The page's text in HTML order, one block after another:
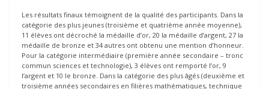
Les résultats finaux témoignent de la qualité des participants. Dans la
catégorie des plus jeunes (troisième et quatrième année moyenne),
11 élèves ont décroché la médaille d’or, 20 la médaille d’argent, 27 la
médaille de bronze et 34 autres ont obtenu une mention d’honneur.
Pour la catégorie intermédiaire (première année secondaire – tronc
commun sciences et technologie), 3 élèves ont remporté l’or, 9
l’argent et 10 le bronze. Dans la catégorie des plus âgés (deuxième et
troisième années secondaires en filières mathématiques, technique